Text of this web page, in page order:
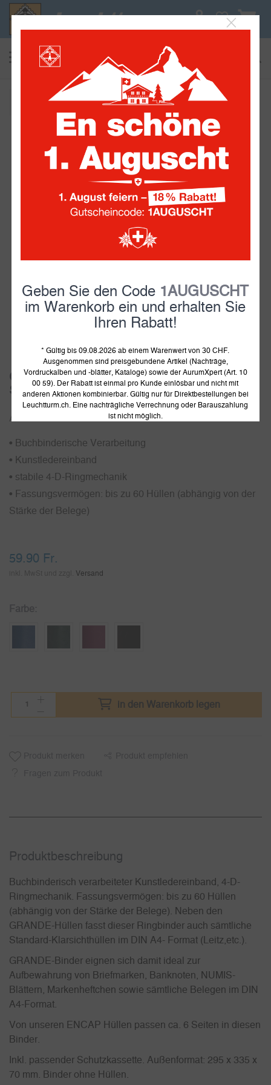
Alle Sammelwelten
1 2
3
Grande Ringbinder, im Classic Design inkl.
Schutzkassette
• Buchbinderische Verarbeitung
• Kunstledereinband
• stabile 4-D-Ringmechanik
• Fassungsvermögen: bis zu 60 Hüllen (abhängig von der
Stärke der Belege)
59.90 Fr.
Versand
in den Warenkorb legen
Produkt­beschreibung
Buchbinderisch verarbeiteter Kunstledereinband, 4-D-
Ringmechanik. Fassungsvermögen: bis zu 60 Hüllen
(abhängig von der Stärke der Belege). Neben den
GRANDE-Hüllen fasst dieser Ringbinder auch sämtliche
Standard-Klarsichthüllen im DIN A4- Format (Leitz,etc.).
GRANDE-Binder eignen sich damit ideal zur
Aufbewahrung von Briefmarken, Banknoten, NUMIS-
Blättern, Markenheftchen sowie sämtliche Belegen im DIN
A4-Format.
Von unseren ENCAP Hüllen passen ca. 6 Seiten in diesen
Binder.
Inkl. passender Schutzkassette. Außenformat: 295 x 335 x
70 mm. Binder ohne Hüllen.
Geben Sie den Code 1AUGUSCHT
im Warenkorb ein und erhalten Sie
Ihren Rabatt!
* Gültig bis 09.08.2026 ab einem Warenwert von 30 CHF.
Ausgenommen sind preisgebundene Artikel (Nachträge,
Vordruckalben und -blätter, Kataloge) sowie der AurumXpert (Art. 10
00 59). Der Rabatt ist einmal pro Kunde einlösbar und nicht mit
anderen Aktionen kombinierbar. Gültig nur für Direktbestellungen bei
Leuchtturm.ch. Eine nachträgliche Verrechnung oder Barauszahlung
ist nicht möglich.